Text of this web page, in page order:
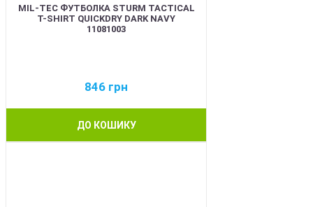
MIL-TEC ФУТБОЛКА STURM TACTICAL
T-SHIRT QUICKDRY DARK NAVY
11081003
846 грн
ДО КОШИКУ